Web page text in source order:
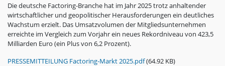
Die deutsche Factoring-Branche hat im Jahr 2025 trotz anhaltender
wirtschaftlicher und geopolitischer Herausforderungen ein deutliches
Wachstum erzielt. Das Umsatzvolumen der Mitgliedsunternehmen
erreichte im Vergleich zum Vorjahr ein neues Rekordniveau von 423,5
Milliarden Euro (ein Plus von 6,2 Prozent).
PRESSEMITTEILUNG Factoring-Markt 2025.pdf(64.92 KB)